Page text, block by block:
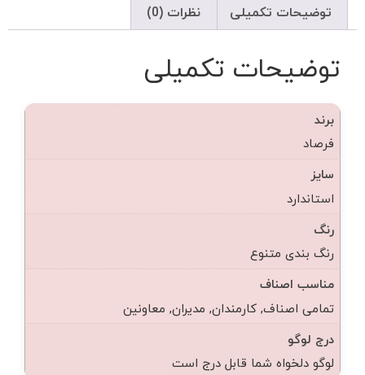
توضیحات تکمیلی نظرات (0)
توضیحات تکمیلی
برند
فرصاد
سایز
استاندارد
رنگ
رنگ بندی متنوع
مناسب اصناف
تمامی اصناف, کارمندان, مدیران, معاونین
درج لوگو
لوگو دلخواه شما قابل درج است